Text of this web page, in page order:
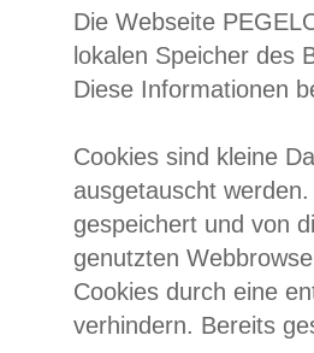
Die Webseite
lokalen Speicher des
Diese Informationen
Cookies sind kleine
ausgetauscht
gespeichert und von
genutzten
Cookies durch eine
verhindern. Bereits